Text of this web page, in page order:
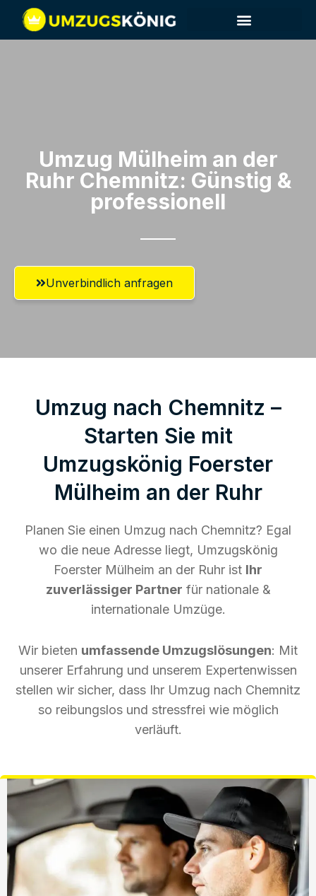
Umzug Mülheim an der
Ruhr​ Chemnitz: Günstig &
professionell​
Unverbindlich anfragen
Umzug nach Chemnitz –
Starten Sie mit
Umzugskönig Foerster
Mülheim an der Ruhr
Planen Sie einen Umzug nach Chemnitz? Egal
wo die neue Adresse liegt, Umzugskönig
Foerster Mülheim an der Ruhr ist Ihr
zuverlässiger Partner für nationale &
internationale Umzüge.
Wir bieten umfassende Umzugslösungen: Mit
unserer Erfahrung und unserem Expertenwissen
stellen wir sicher, dass Ihr Umzug nach Chemnitz
so reibungslos und stressfrei wie möglich
verläuft.